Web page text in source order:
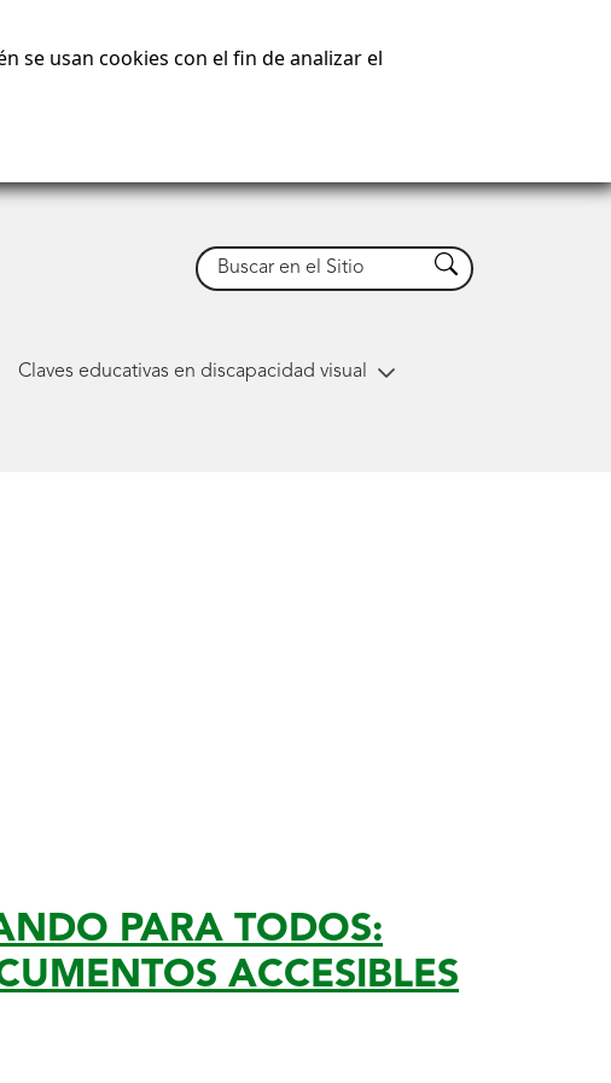
se usan cookies con el fin de analizar el
Buscar Buscar
Claves educativas en discapacidad visual
PARA TODOS:
ACCESIBLES